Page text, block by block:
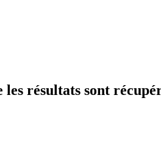
résultats sont